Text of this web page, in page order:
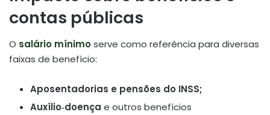
contas públicas
O salário mínimoserve como referência para diversas
faixas de benefício:
Aposentadorias e pensões do INSS;
Auxílio‑doença e outros benefícios